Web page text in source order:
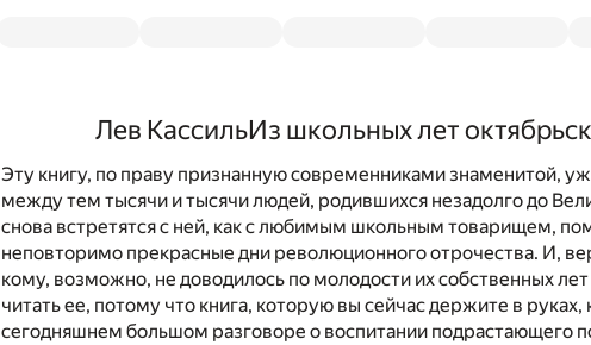
Лев КассильИз школьных лет
Эту книгу, по праву признанную современниками знаменитой,
между тем тысячи и тысячи людей, родившихся незадолго до
снова встретятся с ней, как с любимым школьным товарищем,
неповторимо прекрасные дни революционного отрочества. И,
кому, возможно, не доводилось по молодости их собственных
читать ее, потому что книга, которую вы сейчас держите в
сегодняшнем большом разговоре о воспитании подрастающего